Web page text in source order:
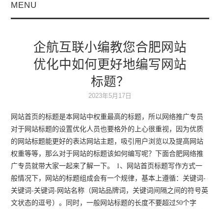
MENU
域名价格
阿里云已备案域名出售
企航互联小编教您合肥网站
优化中如何更好地编写网站
标题？
2023年5月17日
网站首页的标题是本网站中权重最高的标题，所以网络推广专员
对于网站标题的设置优化人员也要格外的上心很重视，因为优质
的网站标题能更好的表达网站主题，吸引用户浏览以及提高网站
权重等等，那么对于网站的标题该如何编写呢？下面合肥网络推
广专员就带大家一起来了解一下。 1、网站首页标题写作方式一
般情况下，网站的标题组成会有一个规律，基本上遵循：关键词-
关键词-关键词-网站名称（网站品牌词，关键词间隔之间的符号英
文状态的逗号）。同时，一般网站标题的长度不要超过50个字